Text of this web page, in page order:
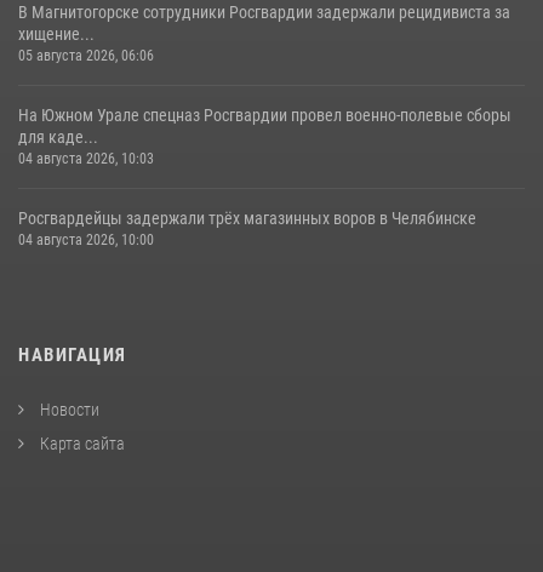
В Магнитогорске сотрудники Росгвардии задержали рецидивиста за
хищение...
05 августа 2026, 06:06
На Южном Урале спецназ Росгвардии провел военно-полевые сборы
для каде...
04 августа 2026, 10:03
Росгвардейцы задержали трёх магазинных воров в Челябинске
04 августа 2026, 10:00
НАВИГАЦИЯ
Новости
Карта сайта